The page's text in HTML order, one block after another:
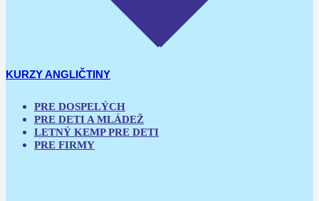
KURZY ANGLIČTINY
PRE DOSPELÝCH
PRE DETI A MLÁDEŽ
LETNÝ KEMP PRE DETI
PRE FIRMY